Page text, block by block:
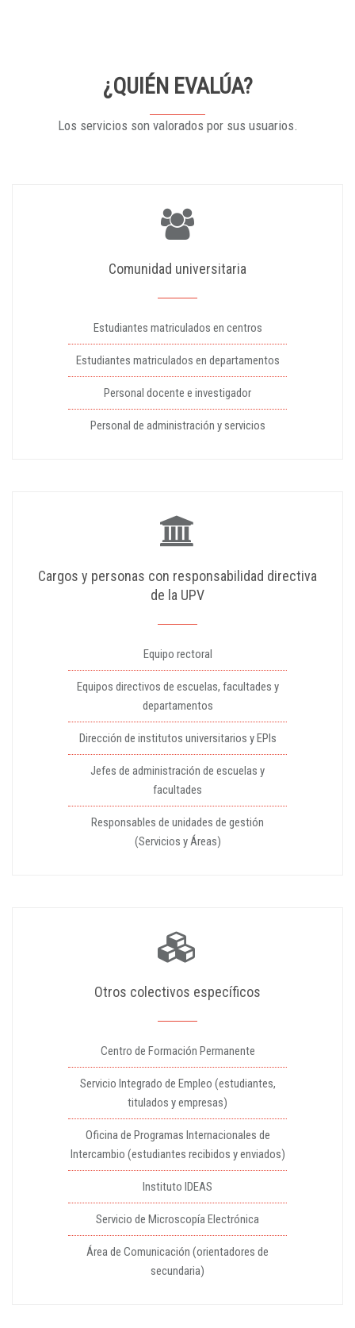
¿QUIÉN EVALÚA?
Los servicios son valorados por sus usuarios.
Comunidad universitaria
Estudiantes matriculados en centros
Estudiantes matriculados en departamentos
Personal docente e investigador
Personal de administración y servicios
Cargos y personas con responsabilidad directiva
de la UPV
Equipo rectoral
Equipos directivos de escuelas, facultades y
departamentos
Dirección de institutos universitarios y EPIs
Jefes de administración de escuelas y
facultades
Responsables de unidades de gestión
(Servicios y Áreas)
Otros colectivos específicos
Centro de Formación Permanente
Servicio Integrado de Empleo (estudiantes,
titulados y empresas)
Oficina de Programas Internacionales de
Intercambio (estudiantes recibidos y enviados)
Instituto IDEAS
Servicio de Microscopía Electrónica
Área de Comunicación (orientadores de
secundaria)